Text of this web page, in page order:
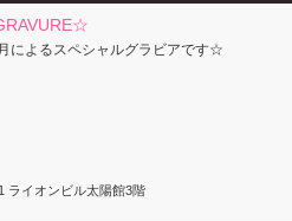
によるスペシャルグラビアです☆
ライオンビル太陽館3階